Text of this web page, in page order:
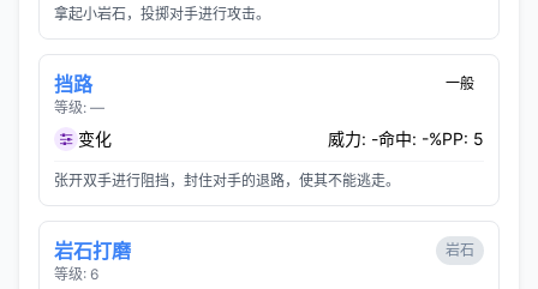
拿起小岩石，投掷对手进行攻击。
挡路
等级: —
一般
变化 威力: -命中: -%PP: 5
张开双手进行阻挡，封住对手的退路，使其不能逃走。
岩石打磨
等级: 6
岩石